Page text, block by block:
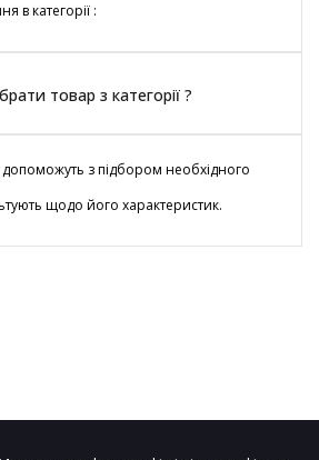
в категорії :
товар з категорії ?
з підбором необхідного
щодо його характеристик.